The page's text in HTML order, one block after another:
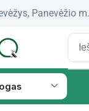
Panevėžio